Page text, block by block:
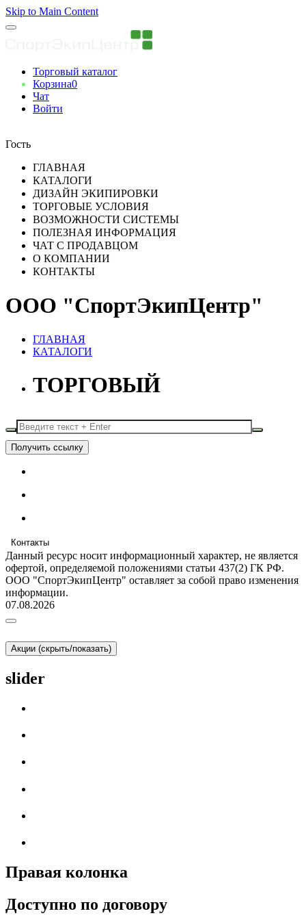
Skip to Main Content
Торговый каталог
Корзина0
Чат
Войти
Гость
ГЛАВНАЯ
КАТАЛОГИ
ДИЗАЙН ЭКИПИРОВКИ
ТОРГОВЫЕ УСЛОВИЯ
ВОЗМОЖНОСТИ СИСТЕМЫ
ПОЛЕЗНАЯ ИНФОРМАЦИЯ
ЧАТ С ПРОДАВЦОМ
О КОМПАНИИ
КОНТАКТЫ
ООО "СпортЭкипЦентр"
ГЛАВНАЯ
КАТАЛОГИ
ТОРГОВЫЙ
Получить ссылку
Контакты
Данный ресурс носит информационный характер, не является
офертой, определяемой положениями статьи 437(2) ГК РФ.
ООО "СпортЭкипЦентр" оставляет за собой право изменения
информации.
07.08.2026
Акции (скрыть/показать)
slider
Правая колонка
Доступно по договору